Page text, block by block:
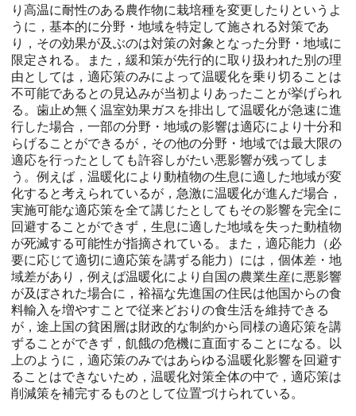
り高温に耐性のある農作物に栽培種を変更したりというよ
うに，基本的に分野・地域を特定して施される対策であ
り，その効果が及ぶのは対策の対象となった分野・地域に
限定される。また，緩和策が先行的に取り扱われた別の理
由としては，適応策のみによって温暖化を乗り切ることは
不可能であるとの見込みが当初よりあったことが挙げられ
る。歯止め無く温室効果ガスを排出して温暖化が急速に進
行した場合，一部の分野・地域の影響は適応により十分和
らげることができるが，その他の分野・地域では最大限の
適応を行ったとしても許容しがたい悪影響が残ってしま
う。例えば，温暖化により動植物の生息に適した地域が変
化すると考えられているが，急激に温暖化が進んだ場合，
実施可能な適応策を全て講じたとしてもその影響を完全に
回避することができず，生息に適した地域を失った動植物
が死滅する可能性が指摘されている。また，適応能力（必
要に応じて適切に適応策を講ずる能力）には，個体差・地
域差があり，例えば温暖化により自国の農業生産に悪影響
が及ぼされた場合に，裕福な先進国の住民は他国からの食
料輸入を増やすことで従来どおりの食生活を維持できる
が，途上国の貧困層は財政的な制約から同様の適応策を講
ずることができず，飢餓の危機に直面することになる。以
上のように，適応策のみではあらゆる温暖化影響を回避す
ることはできないため，温暖化対策全体の中で，適応策は
削減策を補完するものとして位置づけられている。